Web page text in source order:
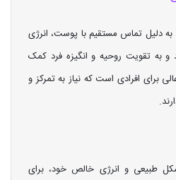
به دلیل تماس مستقیم با پوست، انرژی
به تقویت روحیه و انگیزه فرد کمک
برای افرادی است که نیاز به تمرکز و
طبیعی و انرژی خالص خود، برای